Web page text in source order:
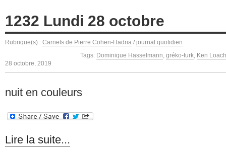
1232 Lundi 28 octobre
Rubrique(s) : Carnets de Pierre Cohen-Hadria / journal quotidien
Tags: Dominique Hasselmann gréko-turk Ken Loach
28 octobre, 2019
nuit en couleurs
Lire la suite...